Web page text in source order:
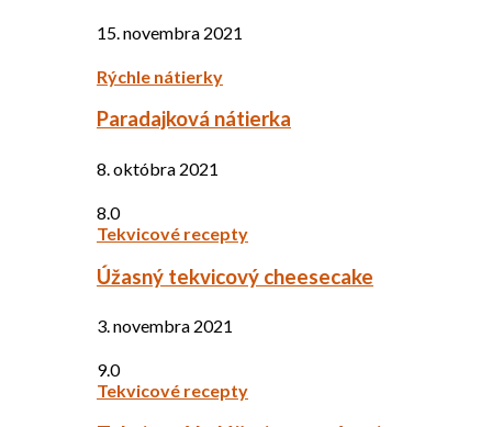
15. novembra 2021
Rýchle nátierky
Paradajková nátierka
8. októbra 2021
8.0
Tekvicové recepty
Úžasný tekvicový cheesecake
3. novembra 2021
9.0
Tekvicové recepty